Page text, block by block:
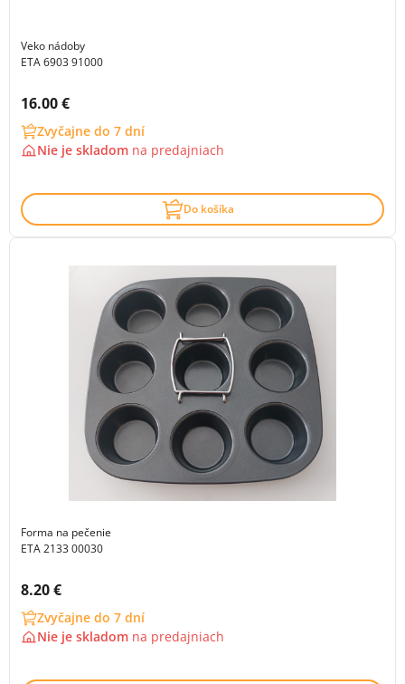
Veko nádoby
ETA 6903 91000
Cena s DPH:
16.00 €
Zvyčajne do 7 dní
Nie je skladom na predajniach
Do košíka
Forma na pečenie
ETA 2133 00030
Cena s DPH:
8.20 €
Zvyčajne do 7 dní
Nie je skladom na predajniach